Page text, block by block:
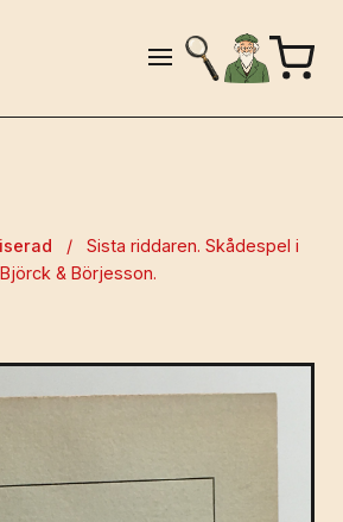
/
Sista riddaren. Skådespel i
& Börjesson.